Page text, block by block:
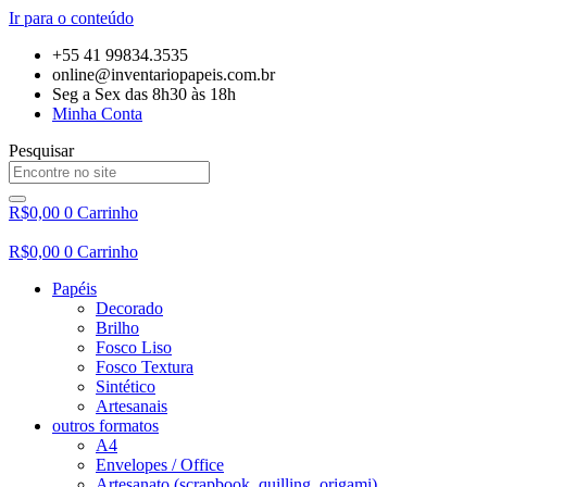
Ir para o conteúdo
+55 41 99834.3535
online@inventariopapeis.com.br
Seg a Sex das 8h30 às 18h
Minha Conta
Pesquisar
R$0,00 0 Carrinho
R$0,00 0 Carrinho
Papéis
Decorado
Brilho
Fosco Liso
Fosco Textura
Sintético
Artesanais
outros formatos
A4
Envelopes / Office